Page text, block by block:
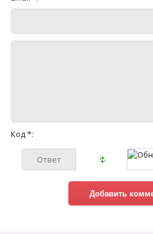
Код *: